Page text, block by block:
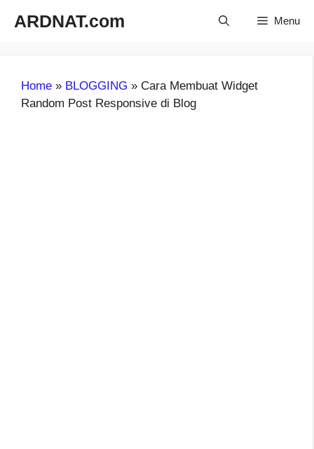
ARDNAT.com Menu
Home » BLOGGING » Cara Membuat Widget
Random Post Responsive di Blog